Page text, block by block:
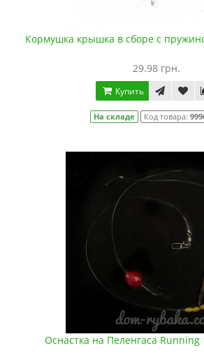
Кормушка крышка в сборе с
29.98 грн.
Купить
На складе Код товара:
Оснастка на Пеленгаса Running